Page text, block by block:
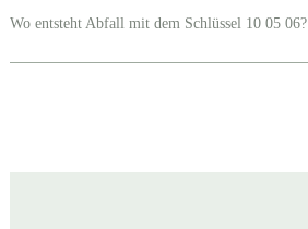
Wo entsteht Abfall mit dem Schlüssel 10 05 06?